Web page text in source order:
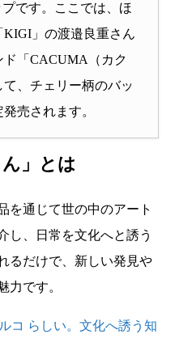
です。ここでは、ほ
」の渡邉良重さん
「CACUMA（カク
、チェリー柄のバッ
売されます。
」とは
を通じて世の中のアート
し、日常を文化へと誘う
るだけで、新しい発見や
力です。
コ らしい。文化へ誘う知